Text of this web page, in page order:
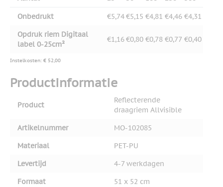
Onbedrukt €5,74€5,15 €4,81 €4,46 €4,31
Opdruk riem Digitaal
label 0-25cm²
€1,16€0,80 €0,78 €0,77 €0,40
Instelkosten: € 52,00
Productinformatie
Product
Reflecterende
draagriem Allvisible
Artikelnummer
MO-102085
Materiaal
PET-PU
Levertijd
4-7 werkdagen
Formaat
51 x 52 cm